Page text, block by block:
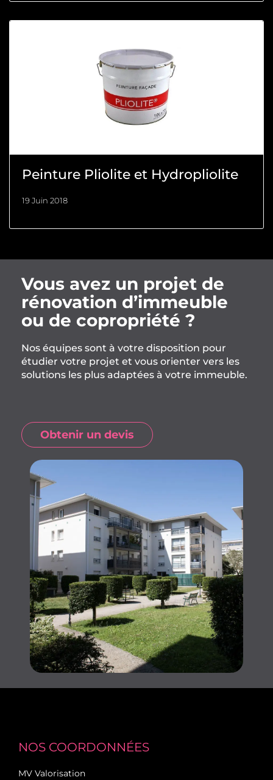
Peinture Pliolite et Hydropliolite
19 Juin 2018
Vous avez un projet de
rénovation d’immeuble
ou de copropriété ?
Nos équipes sont à votre disposition pour
étudier votre projet et vous orienter vers les
solutions les plus adaptées à votre immeuble.
Obtenir un devis
NOS COORDONNÉES
MV Valorisation